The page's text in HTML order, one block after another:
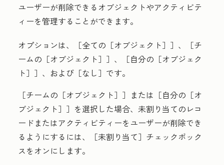
ユーザーが削除できるオブジェクトやアクティビテ
ィーを管理することができます。
オプションは、［全ての［オブジェクト］］ 、［チ
ームの［オブジェクト］］ 、［自分の［オブジェク
ト］］ 、および［なし］ です。
［チームの［オブジェクト］］ または［自分の［オ
ブジェクト］］ を選択した場合、未割り当てのレコ
ードまたはアクティビティーをユーザーが削除でき
るようにするには、［未割り当て］ チェックボック
スをオンにします。